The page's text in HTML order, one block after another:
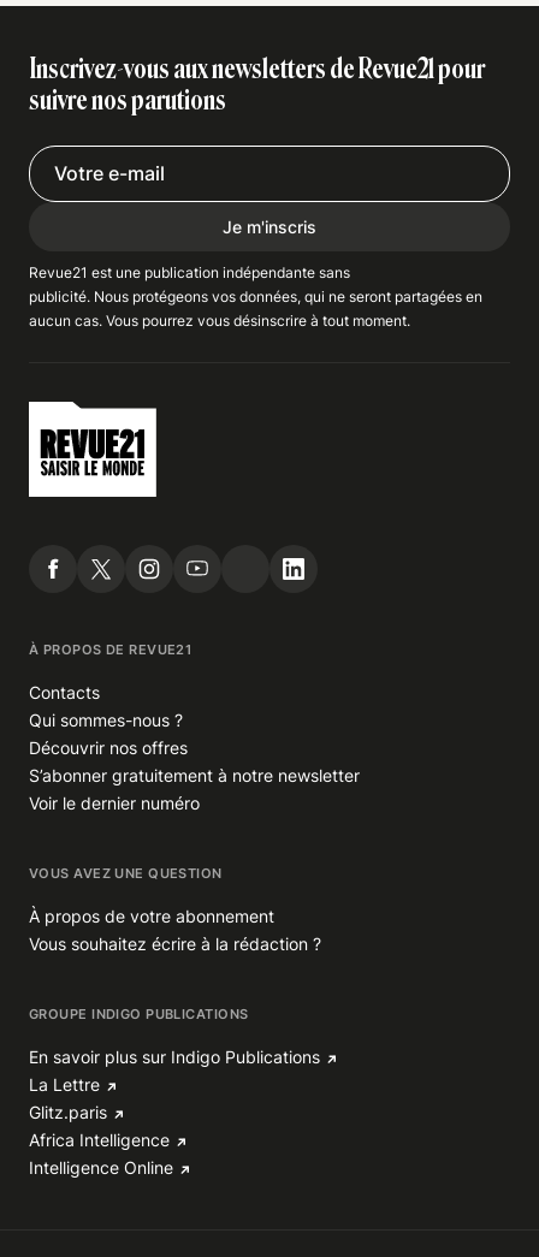
Inscrivez-vous aux newsletters de Revue21 pour
suivre nos parutions
Je m'inscris
Revue21 est une publication indépendante sans
publicité. Nous protégeons vos données, qui ne seront partagées en
aucun cas. Vous pourrez vous désinscrire à tout moment.
À PROPOS DE REVUE21
Contacts
Qui sommes-nous ?
Découvrir nos offres
S’abonner gratuitement à notre newsletter
Voir le dernier numéro
VOUS AVEZ UNE QUESTION
À propos de votre abonnement
Vous souhaitez écrire à la rédaction ?
GROUPE INDIGO PUBLICATIONS
En savoir plus sur Indigo Publications
La Lettre
Glitz.paris
Africa Intelligence
Intelligence Online